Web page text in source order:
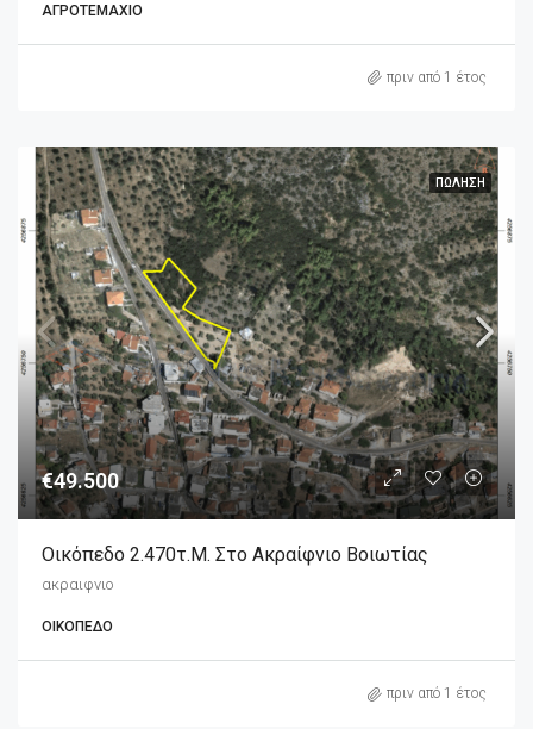
ΑΓΡΟΤΕΜΆΧΙΟ
πριν από 1 έτος
ΠΏΛΗΣΗ
€49.500
Οικόπεδο 2.470τ.μ. Στο Ακραίφνιο Βοιωτίας
ακραιφνιο
ΟΙΚΌΠΕΔΟ
πριν από 1 έτος